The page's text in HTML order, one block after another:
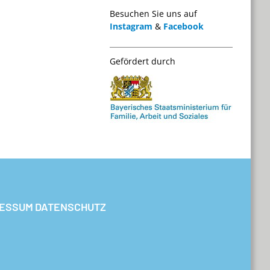
Besuchen Sie uns auf
Instagram & Facebook
Gefördert durch
DATENSCHUTZ